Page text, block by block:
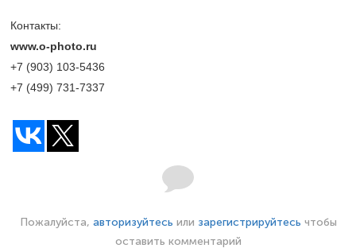
Контакты:
www.o-photo.ru
+7 (903) 103-5436
+7 (499) 731-7337
Пожалуйста, авторизуйтесь или зарегистрируйтесь чтобы
оставить комментарий